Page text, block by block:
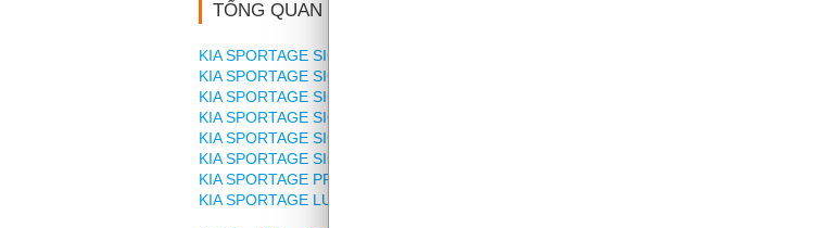
TỔNG QUAN
KIA SPORTAGE SIGNTURE 2.0D
KIA SPORTAGE SIGNTURE 2.0D Xline
KIA SPORTAGE SIGNTURE 1.6 Turbo
KIA SPORTAGE SIGNTURE 1.6 Turbo Xline
KIA SPORTAGE SIGNTURE 2.0G
KIA SPORTAGE SIGNTURE 2.0G Xline
KIA SPORTAGE PREMIUM 2.0G
KIA SPORTAGE LUXURY 2.0G